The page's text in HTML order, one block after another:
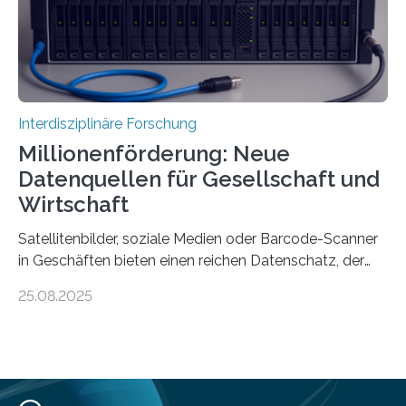
Siedlung Mozia auf…
Interdisziplinäre Forschung
Millionenförderung: Neue
Datenquellen für Gesellschaft und
Wirtschaft
Satellitenbilder, soziale Medien oder Barcode-Scanner
in Geschäften bieten einen reichen Datenschatz, der
wird. Neue KI-gestützte Methoden helfen hier bei der
Kompetenzzentrum genannt „Societal Observatory
25.08.2025